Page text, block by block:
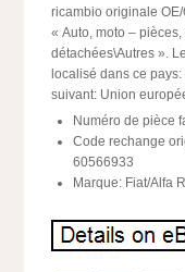
ricambio originale
« Auto, moto –
détachées\Autres ».
localisé dans ce
suivant: Union
Numéro de pièce
Code rechange
60566933
Marque: Fiat/Alfa